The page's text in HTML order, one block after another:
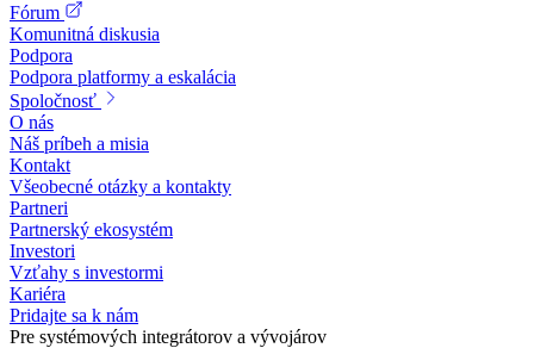
Fórum
Komunitná diskusia
Podpora
Podpora platformy a eskalácia
Spoločnosť
O nás
Náš príbeh a misia
Kontakt
Všeobecné otázky a kontakty
Partneri
Partnerský ekosystém
Investori
Vzťahy s investormi
Kariéra
Pridajte sa k nám
Pre systémových integrátorov a vývojárov